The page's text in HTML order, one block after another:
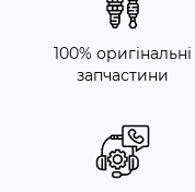
100% оригінальні
запчастини